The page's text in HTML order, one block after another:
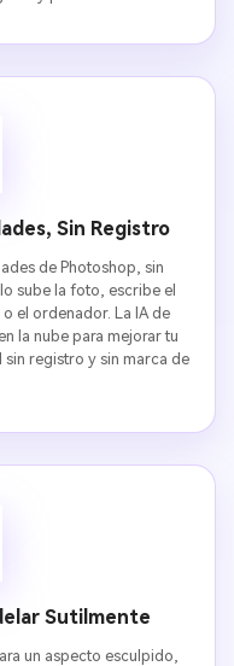
Sin Registro
de Photoshop, sin
sube la foto, escribe el
el ordenador. La IA de
la nube para mejorar tu
sin registro y sin marca de
Sutilmente
un aspecto esculpido,